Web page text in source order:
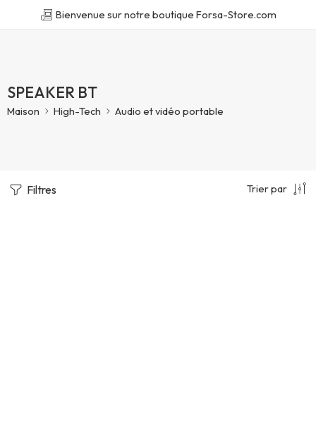
Bienvenue sur notre boutique Forsa-Store.com
SPEAKER BT
Maison High-Tech Audio et vidéo portable
Filtres Trier par